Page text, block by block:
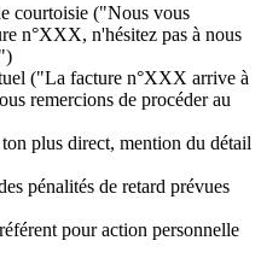
courtoisie ("Nous vous
n°XXX, n'hésitez pas à nous
("La facture n°XXX arrive à
remercions de procéder au
plus direct, mention du détail
pénalités de retard prévues
pour action personnelle